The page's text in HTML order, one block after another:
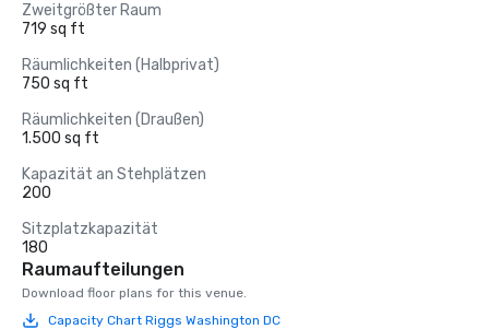
Zweitgrößter Raum
719 sq ft
Räumlichkeiten (Halbprivat)
750 sq ft
Räumlichkeiten (Draußen)
1.500 sq ft
Kapazität an Stehplätzen
200
Sitzplatzkapazität
180
Raumaufteilungen
Download floor plans for this venue.
Capacity Chart Riggs Washington DC